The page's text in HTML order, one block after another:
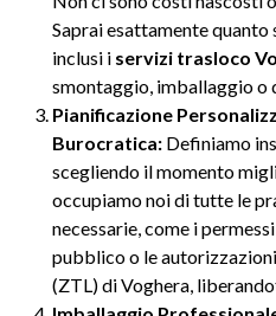
Saprai esattamente quanto
inclusi i servizi trasloco
smontaggio, imballaggio o
Pianificazione
Burocratica: Definiamo
scegliendo il momento
occupiamo noi di tutte le
necessarie, come i
pubblico o le
(ZTL) di Voghera,